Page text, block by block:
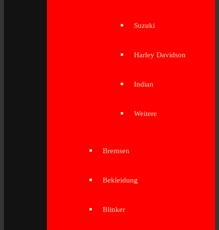
Suzuki
Harley Davidson
Indian
Weitere
Bremsen
Bekleidung
Blinker